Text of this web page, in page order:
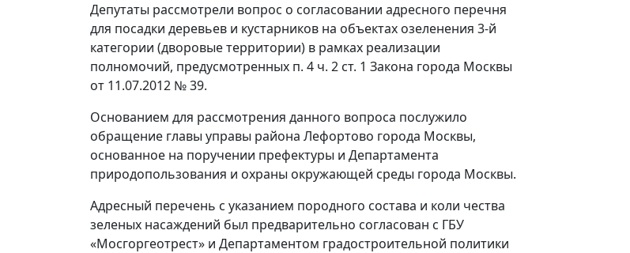
Депутаты рассмотрели вопрос о согласовании адресного перечня
для посадки деревьев и кустарников на объектах озеленения 3-й
категории (дворовые территории) в рамках реализации
полномочий, предусмотренных п. 4 ч. 2 ст. 1 Закона города Москвы
от 11.07.2012 № 39.
Основанием для рассмотрения данного вопроса послужило
обращение главы управы района Лефортово города Москвы,
основанное на поручении префектуры и Департамента
природопользования и охраны окружающей среды города Москвы.
Адресный перечень с указанием породного состава и коли чества
зеленых насаждений был предварительно согласован с ГБУ
«Мосгоргеотрест» и Департаментом градостроительной политики